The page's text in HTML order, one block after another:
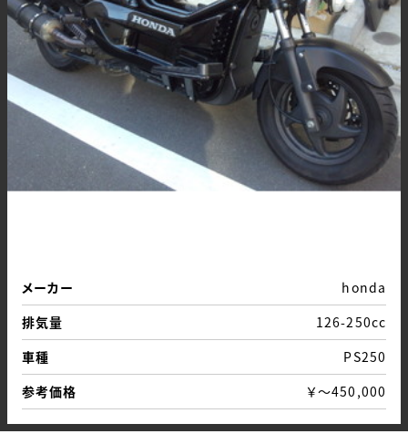
メーカー
honda
排気量
126-250cc
車種
PS250
参考価格
￥～450,000